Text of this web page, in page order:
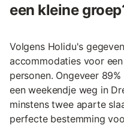
een kleine
Volgens Holidu's
accommodaties voor
personen. Ongeveer
een weekendje weg in
minstens twee aparte
perfecte bestemming